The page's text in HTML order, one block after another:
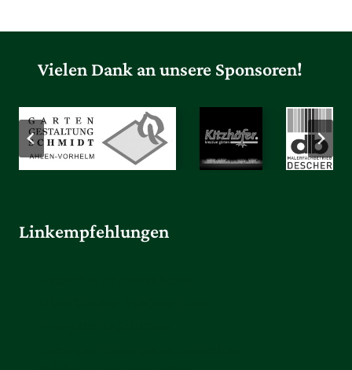
Vielen Dank an unsere Sponsoren!
Linkempfehlungen